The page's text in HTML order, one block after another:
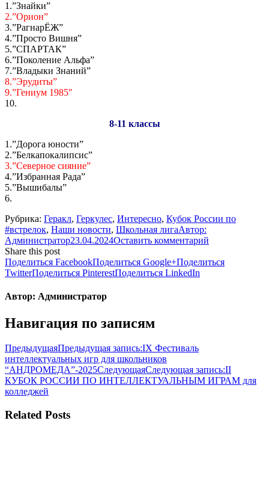
1.”Знайки”
2.”Орион”
3.”РагнарЁЖ”
4.”Просто Вишня”
5.”СПАРТАК”
6.”Поколение Альфа”
7.”Владыки Знаний”
8.”Эрудиты”
9.”Гениум 1985″
10.
8-11 классы
1.”Дорога юности”
2.”Белкапокалипсис”
3.”Северное сияние”
4.”Избранная Рада”
5.”Вышибалы”
6.
Рубрика: Геракл, Геркулес, Интересно, Кубок России по
#встрелок, Наши новости, Школьная лигаАвтор:
Администратор23.04.2024Оставить комментарий
Share this post
Поделиться FacebookПоделиться Google+Поделиться
TwitterПоделиться PinterestПоделиться LinkedIn
Автор: Администратор
Навигация по записям
ПредыдущаяПредыдущая запись:IX Фестиваль
интеллектуальных игр для школьников
“АНДРОМЕДА”-2025СледующаяСледующая запись:II
КУБОК РОССИИ ПО ИНТЕЛЛЕКТУАЛЬНЫМ ИГРАМ для
колледжей
Related Posts